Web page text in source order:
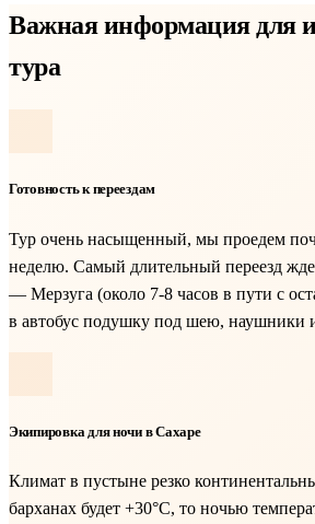
Важная информация для
тура
Готовность к переездам
Тур очень насыщенный, мы проедем
неделю. Самый длительный переезд
— Мерзуга (около 7-8 часов в пути с
в автобус подушку под шею, наушники
Экипировка для ночи в Сахаре
Климат в пустыне резко
барханах будет +30°C, то ночью